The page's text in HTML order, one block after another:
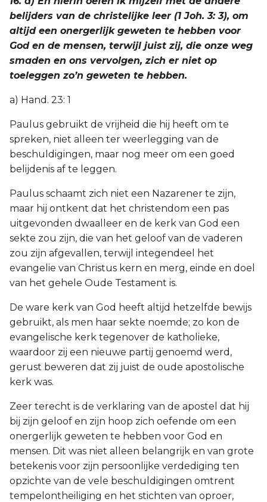
belijders van de christelijke leer (1 Joh. 3: 3), om
altijd een onergerlijk geweten te hebben voor
God en de mensen, terwijl juist zij, die onze weg
smaden en ons vervolgen, zich er niet op
toeleggen zo’n geweten te hebben.
a) Hand. 23: 1
Paulus gebruikt de vrijheid die hij heeft om te
spreken, niet alleen ter weerlegging van de
beschuldigingen, maar nog meer om een goed
belijdenis af te leggen.
Paulus schaamt zich niet een Nazarener te zijn,
maar hij ontkent dat het christendom een pas
uitgevonden dwaalleer en de kerk van God een
sekte zou zijn, die van het geloof van de vaderen
zou zijn afgevallen, terwijl integendeel het
evangelie van Christus kern en merg, einde en doel
van het gehele Oude Testament is.
De ware kerk van God heeft altijd hetzelfde bewijs
gebruikt, als men haar sekte noemde; zo kon de
evangelische kerk tegenover de katholieke,
waardoor zij een nieuwe partij genoemd werd,
gerust beweren dat zij juist de oude apostolische
kerk was.
Zeer terecht is de verklaring van de apostel dat hij
bij zijn geloof en zijn hoop zich oefende om een
onergerlijk geweten te hebben voor God en
mensen. Dit was niet alleen belangrijk en van grote
betekenis voor zijn persoonlijke verdediging ten
opzichte van de vele beschuldigingen omtrent
tempelontheiliging en het stichten van oproer,